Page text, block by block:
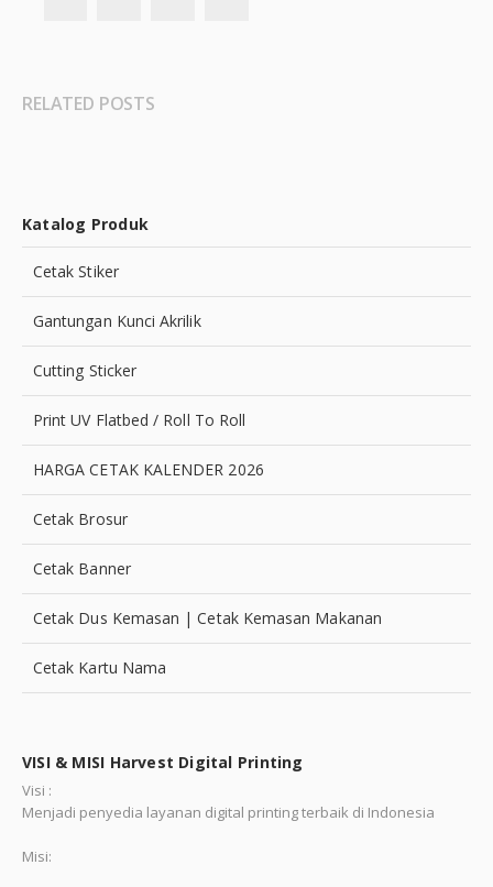
RELATED POSTS
Katalog Produk
Cetak Stiker
Gantungan Kunci Akrilik
Cutting Sticker
Print UV Flatbed / Roll To Roll
HARGA CETAK KALENDER 2026
Cetak Brosur
Cetak Banner
Cetak Dus Kemasan | Cetak Kemasan Makanan
Cetak Kartu Nama
VISI & MISI Harvest Digital Printing
Visi :
Menjadi penyedia layanan digital printing terbaik di Indonesia
Misi: